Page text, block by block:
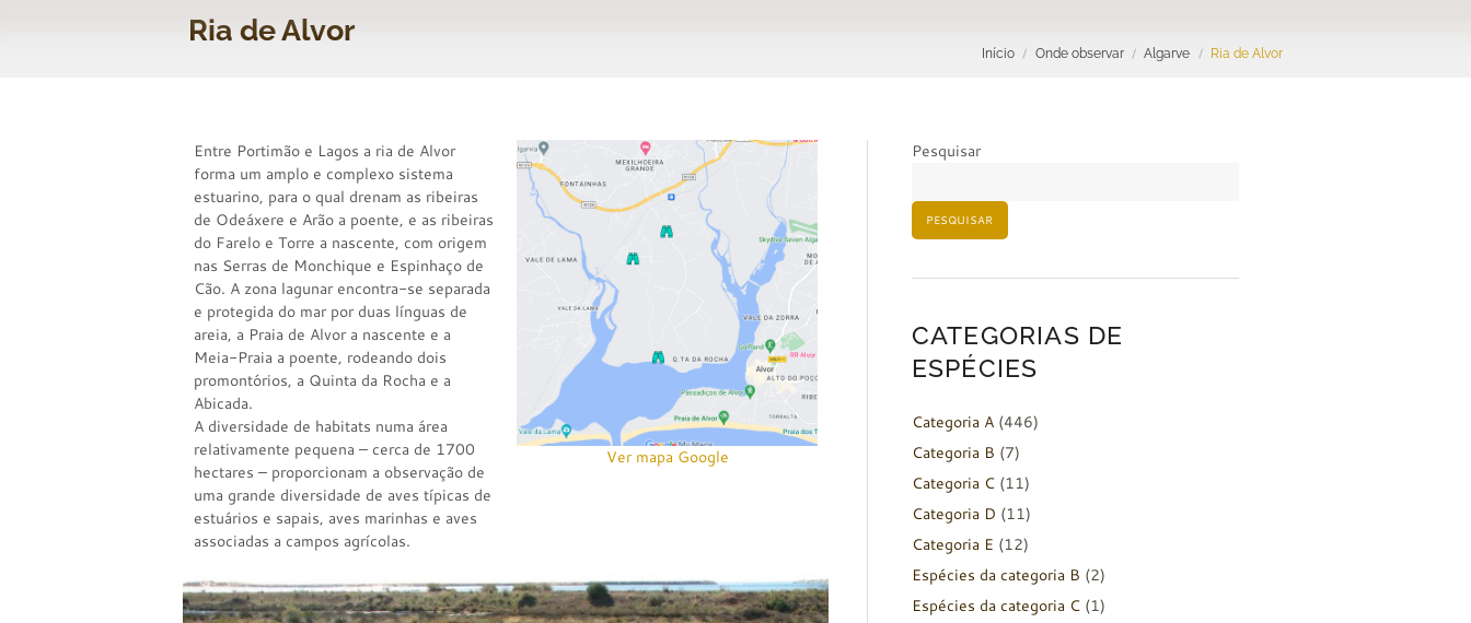
Ria de Alvor
Início Onde observar Algarve Ria de Alvor
Entre Portimão e Lagos a ria de Alvor
forma um amplo e complexo sistema
estuarino, para o qual drenam as ribeiras
de Odeáxere e Arão a poente, e as ribeiras
do Farelo e Torre a nascente, com origem
nas Serras de Monchique e Espinhaço de
Cão. A zona lagunar encontra-se separada
e protegida do mar por duas línguas de
areia, a Praia de Alvor a nascente e a
Meia-Praia a poente, rodeando dois
promontórios, a Quinta da Rocha e a
Abicada.
A diversidade de habitats numa área
relativamente pequena – cerca de 1700
hectares – proporcionam a observação de
uma grande diversidade de aves típicas de
estuários e sapais, aves marinhas e aves
associadas a campos agrícolas.
Ver mapa Google
Pesquisar
PESQUISAR
CATEGORIAS DE
ESPÉCIES
Categoria A(446)
Categoria B (7)
Categoria C(11)
Categoria D (11)
Categoria E (12)
Espécies da categoria B (2)
Espécies da categoria C(1)